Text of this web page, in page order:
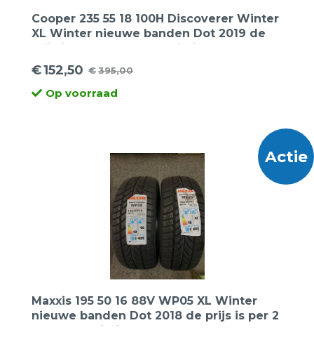
Cooper 235 55 18 100H Discoverer Winter
XL Winter nieuwe banden Dot 2019 de
prijs is per 2 stuks. Opruiming
€395,00
Oorspronkelijke
prijs
€152,50
Huidige
prijsOp voorraad
Actie
Maxxis 195 50 16 88V WP05 XL Winter
nieuwe banden Dot 2018 de prijs is per 2
stuks. Opruiming.